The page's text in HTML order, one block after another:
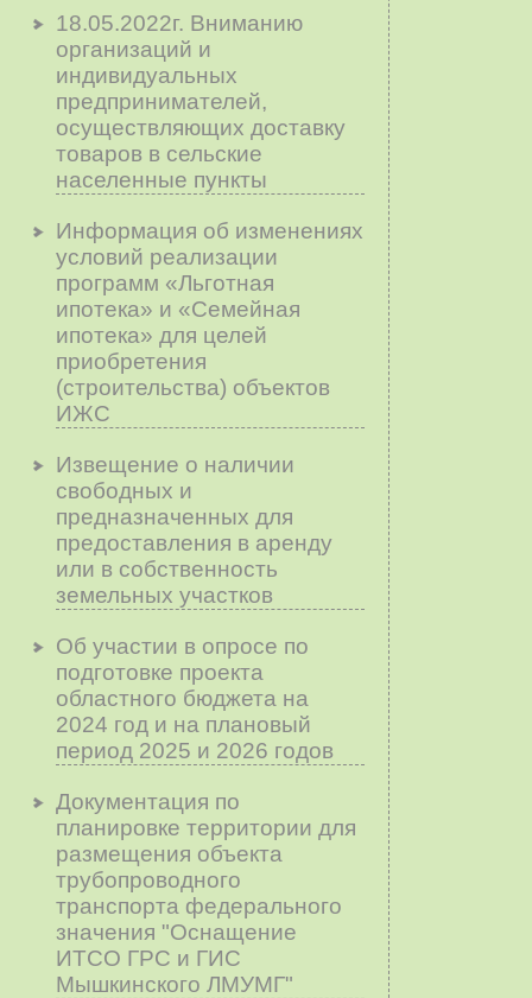
18.05.2022г. Вниманию
организаций и
индивидуальных
предпринимателей,
осуществляющих доставку
товаров в сельские
населенные пункты
Информация об изменениях
условий реализации
программ «Льготная
ипотека» и «Семейная
ипотека» для целей
приобретения
(строительства) объектов
ИЖС
Извещение о наличии
свободных и
предназначенных для
предоставления в аренду
или в собственность
земельных участков
Об участии в опросе по
подготовке проекта
областного бюджета на
2024 год и на плановый
период 2025 и 2026 годов
Документация по
планировке территории для
размещения объекта
трубопроводного
транспорта федерального
значения "Оснащение
ИТСО ГРС и ГИС
Мышкинского ЛМУМГ"